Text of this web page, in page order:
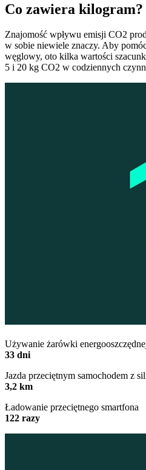
Co zawiera kilogram?
Znajomość wpływu emisji CO2
w sobie niewiele znaczy. Aby
węglowy, oto kilka wartości
5 i 20 kg CO2 w codziennych
Używanie żarówki
33 dni
Jazda przeciętnym samochodem z
3,2 km
Ładowanie przeciętnego smartfona
122 razy